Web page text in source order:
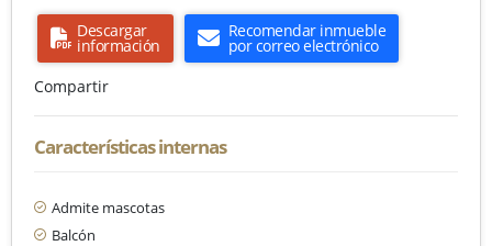
Descargar
información
Recomendar inmueble
por correo electrónico
Compartir
Características internas
Admite mascotas
Balcón